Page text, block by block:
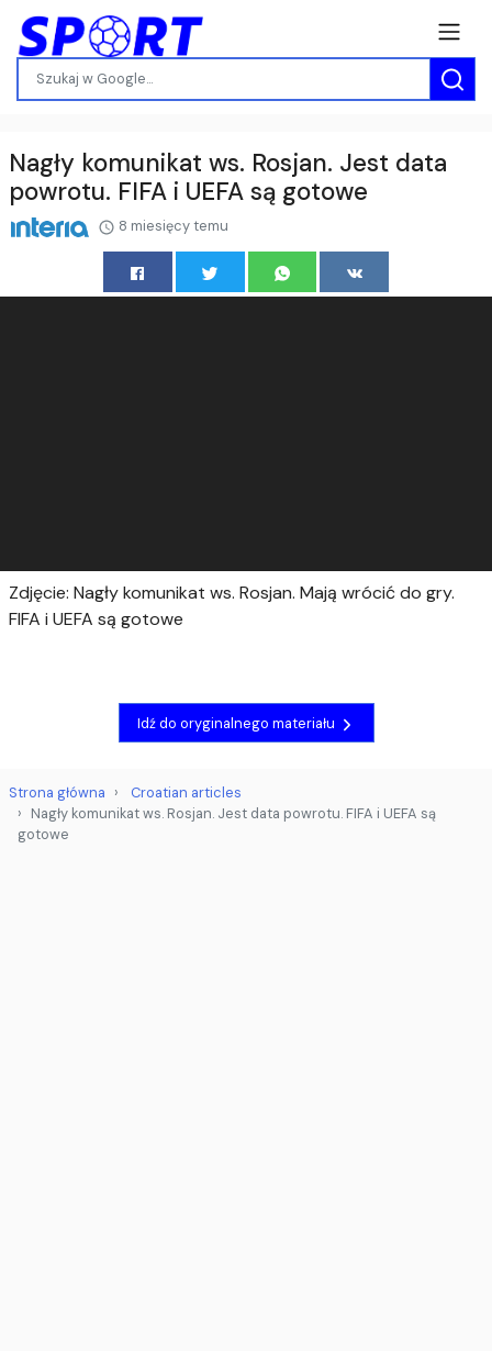
Nagły komunikat ws. Rosjan. Jest data
powrotu. FIFA i UEFA są gotowe
8 miesięcy temu
Zdjęcie: Nagły komunikat ws. Rosjan. Mają wrócić do gry.
FIFA i UEFA są gotowe
Idź do oryginalnego materiału
Strona główna
Croatian articles
Nagły komunikat ws. Rosjan. Jest data powrotu. FIFA i UEFA są
gotowe